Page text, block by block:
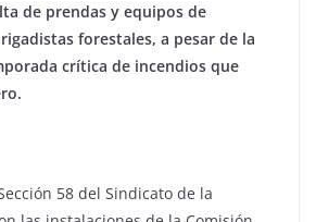
de prendas y equipos de
forestales, a pesar de la
crítica de incendios que
58 del Sindicato de la